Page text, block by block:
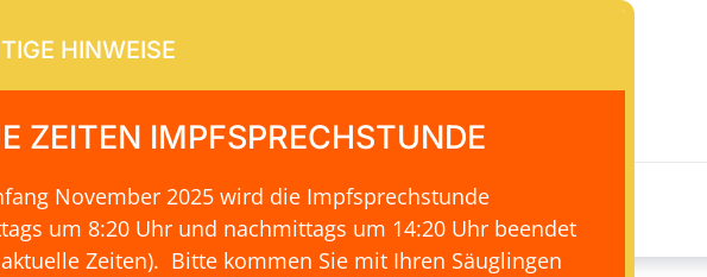
KONTAKT & LAGE
HINWEISE
ZEITEN IMPFSPRECHSTUNDE
November 2025 wird die Impfsprechstunde
um 8:20 Uhr und nachmittags um 14:20 Uhr beendet
Zeiten). Bitte kommen Sie mit Ihren Säuglingen